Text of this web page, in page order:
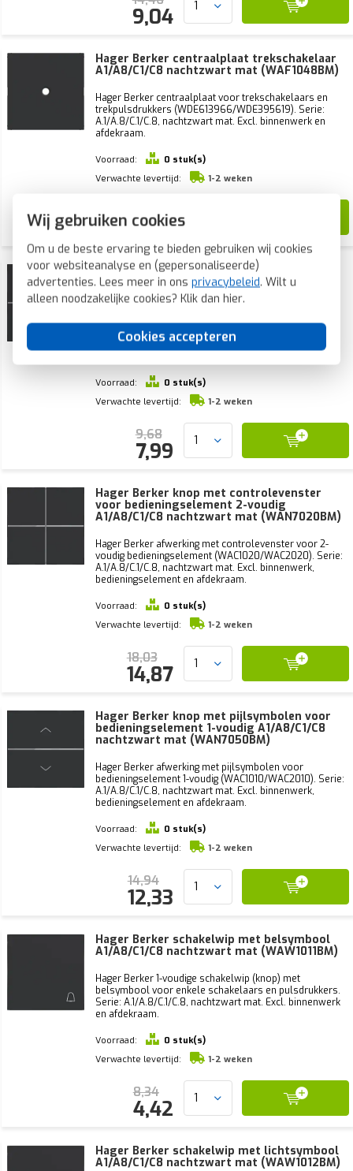
Wij gebruiken cookies
Om u de beste ervaring te bieden gebruiken wij cookies
voor websiteanalyse en (gepersonaliseerde)
advertenties. Lees meer in ons privacybeleid. Wilt u
alleen noodzakelijke cookies? Klik dan hier.
Cookies accepteren
9,04
Hager Berker centraalplaat trekschakelaar
A1/A8/C1/C8 nachtzwart mat (WAF1048BM)
Hager Berker centraalplaat voor trekschakelaars en
trekpulsdrukkers (WDE613966/WDE395619). Serie:
A.1/A.8/C.1/C.8, nachtzwart mat. Excl. binnenwerk en
afdekraam.
Voorraad:
0 stuk(s)
Verwachte levertijd:
1-2 weken
10,29
6,43
Hager Berker knop met controlevenster
voor bedieningselement 1-voudig
A1/A8/C1/C8 nachtzwart mat (WAN7010BM)
Hager Berker afwerking met controlevenster voor 1-
voudig bedieningselement (WAC1010/WAC2010). Serie:
A.1/A.8/C.1/C.8, nachtzwart mat. Excl. binnenwerk,
Voorraad:
0 stuk(s)
Verwachte levertijd:
1-2 weken
9,68
7,99
Hager Berker knop met controlevenster
voor bedieningselement 2-voudig
A1/A8/C1/C8 nachtzwart mat (WAN7020BM)
Hager Berker afwerking met controlevenster voor 2-
voudig bedieningselement (WAC1020/WAC2020). Serie:
A.1/A.8/C.1/C.8, nachtzwart mat. Excl. binnenwerk,
bedieningselement en afdekraam.
Voorraad:
0 stuk(s)
Verwachte levertijd:
1-2 weken
18,03
14,87
Hager Berker knop met pijlsymbolen voor
bedieningselement 1-voudig A1/A8/C1/C8
nachtzwart mat (WAN7050BM)
Hager Berker afwerking met pijlsymbolen voor
bedieningselement 1-voudig (WAC1010/WAC2010). Serie:
A.1/A.8/C.1/C.8, nachtzwart mat. Excl. binnenwerk,
bedieningselement en afdekraam.
Voorraad:
0 stuk(s)
Verwachte levertijd:
1-2 weken
14,94
12,33
Hager Berker schakelwip met belsymbool
A1/A8/C1/C8 nachtzwart mat (WAW1011BM)
Hager Berker 1-voudige schakelwip (knop) met
belsymbool voor enkele schakelaars en pulsdrukkers.
Serie: A.1/A.8/C.1/C.8, nachtzwart mat. Excl. binnenwerk
en afdekraam.
Voorraad:
0 stuk(s)
Verwachte levertijd:
1-2 weken
8,34
4,42
Hager Berker schakelwip met lichtsymbool
A1/A8/C1/C8 nachtzwart mat (WAW1012BM)